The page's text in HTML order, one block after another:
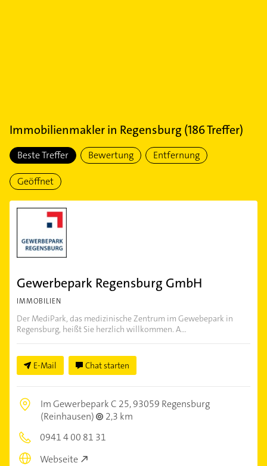
Immobilienmaklerin Regensburg (186Treffer)
Beste Treffer Bewertung Entfernung
Geöffnet
Gewerbepark Regensburg GmbH
IMMOBILIEN
Der MediPark, das medizinische Zentrum im Gewebepark in
Regensburg, heißt Sie herzlich willkommen. A...
E-Mail Chat starten
Im Gewerbepark C 25,93059 Regensburg
(Reinhausen)
2,3 km
0941 4 00 81 31
Webseite